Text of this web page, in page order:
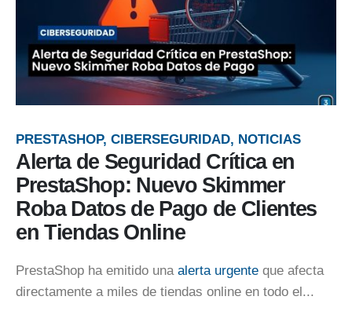
PRESTASHOP, CIBERSEGURIDAD, NOTICIAS
Alerta de Seguridad Crítica en
PrestaShop: Nuevo Skimmer
Roba Datos de Pago de Clientes
en Tiendas Online
PrestaShop ha emitido una alerta urgente que afecta
directamente a miles de tiendas online en todo el...